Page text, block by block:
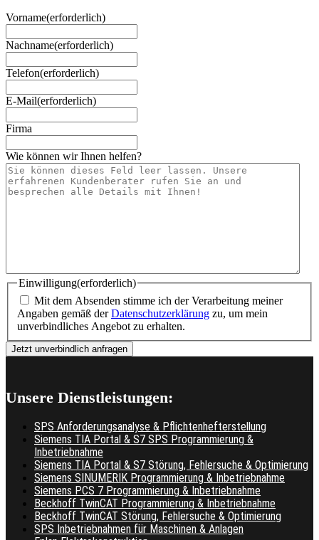
Vorname(erforderlich)
Nachname(erforderlich)
Telefon(erforderlich)
E-Mail(erforderlich)
Firma
Wie können wir Ihnen helfen?
Einwilligung(erforderlich)
Mit dem Absenden stimme ich der Verarbeitung meiner
Angaben gemäß derDatenschutzerklärung zu, um mein
unverbindliches Angebot zu erhalten.
Unsere Dienstleistungen:
SPS Anforderungsanalyse & Pflichtenhefterstellung
Siemens TIA Portal & S7 SPS Programmierung &
Inbetriebnahme
Siemens TIA Portal & S7 Störung, Fehlersuche & Optimierung
Siemens SINUMERIK Programmierung & Inbetriebnahme
Siemens PCS 7 Programmierung & Inbetriebnahme
Beckhoff TwinCAT Programmierung & Inbetriebnahme
Beckhoff TwinCAT Störung, Fehlersuche & Optimierung
SPS Inbetriebnahmen für Maschinen & Anlagen